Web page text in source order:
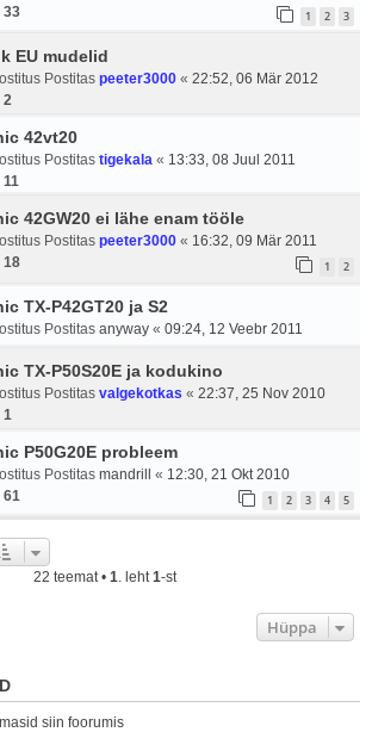
33 1 2 3
EU mudelid
Postitas peeter3000 « 22:52, 06 Mär 2012
2
42vt20
Postitas tigekala « 13:33, 08 Juul 2011
11
42GW20 ei lähe enam tööle
Postitas peeter3000 « 16:32, 09 Mär 2011
18 1 2
TX-P42GT20 ja S2
Postitas anyway « 09:24, 12 Veebr 2011
TX-P50S20E ja kodukino
Postitas valgekotkas « 22:37, 25 Nov 2010
1
P50G20E probleem
Postitas mandrill « 12:30, 21 Okt 2010
61 1 2 3 4 5
22 teemat • 1. leht1-st
Hüppa
siin foorumis